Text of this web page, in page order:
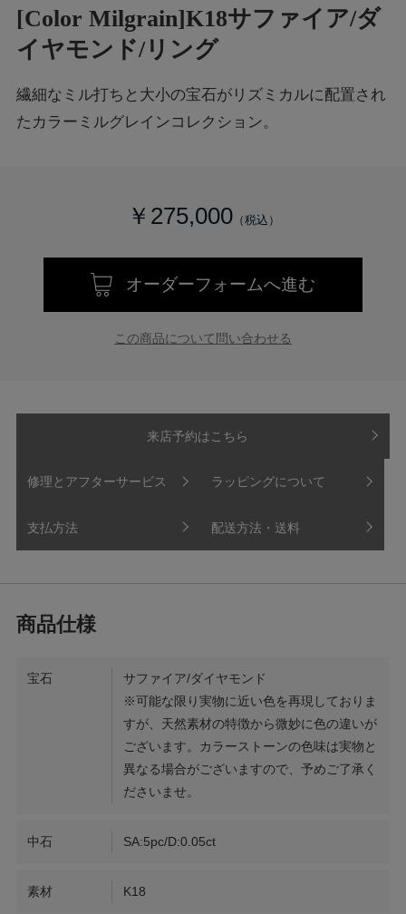
[Color Milgrain]K18サファイア/ダ
イヤモンド/リング
繊細なミル打ちと大小の宝石がリズミカルに配置され
たカラーミルグレインコレクション。
￥275,000
オーダーフォームへ進む
この商品について問い合わせる
来店予約はこちら
修理とアフターサービス ラッピングについて
支払方法 配送方法・送料
宝石
サファイア/ダイヤモンド
※可能な限り実物に近い色を再現しておりま
すが、天然素材の特徴から微妙に色の違いが
ございます。カラーストーンの色味は実物と
異なる場合がございますので、予めご了承く
ださいませ。
中石 SA:5pc/D:0.05ct
素材 K18